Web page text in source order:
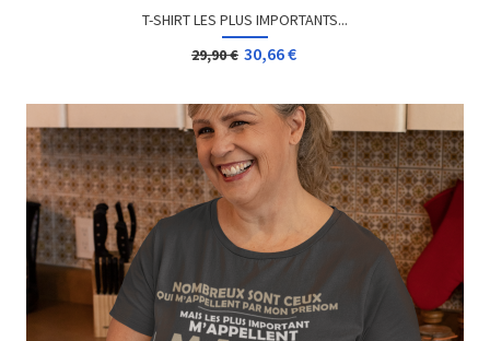
T-SHIRT DRÔLE DE CLOWN
29,90 € 24,90 €